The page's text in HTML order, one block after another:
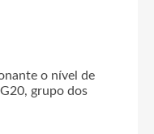
o nível de
grupo dos